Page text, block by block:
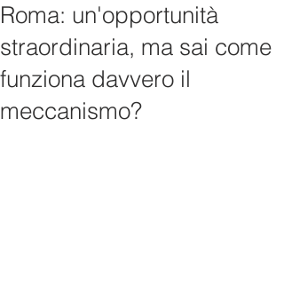
Roma: un'opportunità
straordinaria, ma sai come
funziona davvero il
meccanismo?